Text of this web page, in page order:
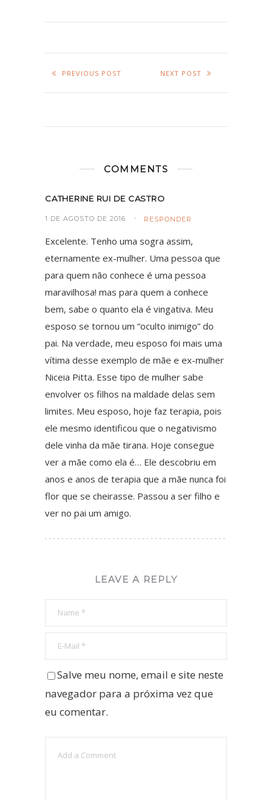
PREVIOUS POST NEXT POST
COMMENTS
CATHERINE RUI DE CASTRO
1 DE AGOSTO DE 2016 RESPONDER
Excelente. Tenho uma sogra assim,
eternamente ex-mulher. Uma pessoa que
para quem não conhece é uma pessoa
maravilhosa! mas para quem a conhece
bem, sabe o quanto ela é vingativa. Meu
esposo se tornou um “oculto inimigo” do
pai. Na verdade, meu esposo foi mais uma
vítima desse exemplo de mãe e ex-mulher
Niceia Pitta. Esse tipo de mulher sabe
envolver os filhos na maldade delas sem
limites. Meu esposo, hoje faz terapia, pois
ele mesmo identificou que o negativismo
dele vinha da mãe tirana. Hoje consegue
ver a mãe como ela é… Ele descobriu em
anos e anos de terapia que a mãe nunca foi
flor que se cheirasse. Passou a ser filho e
ver no pai um amigo.
LEAVE A REPLY
Salve meu nome, email e site neste
navegador para a próxima vez que
eu comentar.